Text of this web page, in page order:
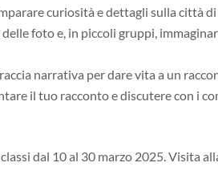
curiosità e dettagli sulla città di
foto e, in piccoli gruppi,
narrativa per dare vita a un
il tuo racconto e discutere con i
dal 10 al 30 marzo 2025. Visita